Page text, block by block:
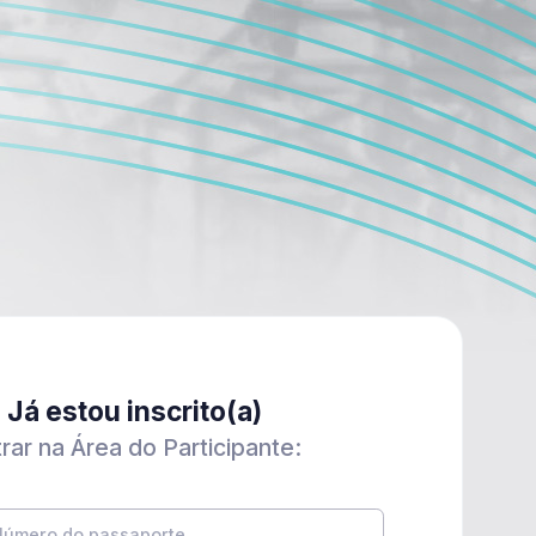
Já estou inscrito(a)
na Área do Participante: